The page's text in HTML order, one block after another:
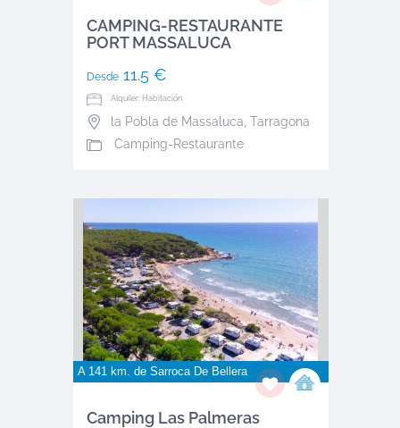
CAMPING-RESTAURANTE
PORT MASSALUCA
Desde11.5 €
Alquiler: Habitación
la Pobla de Massaluca Tarragona
Camping-Restaurante
A 141 km. de Sarroca De Bellera
Camping Las Palmeras